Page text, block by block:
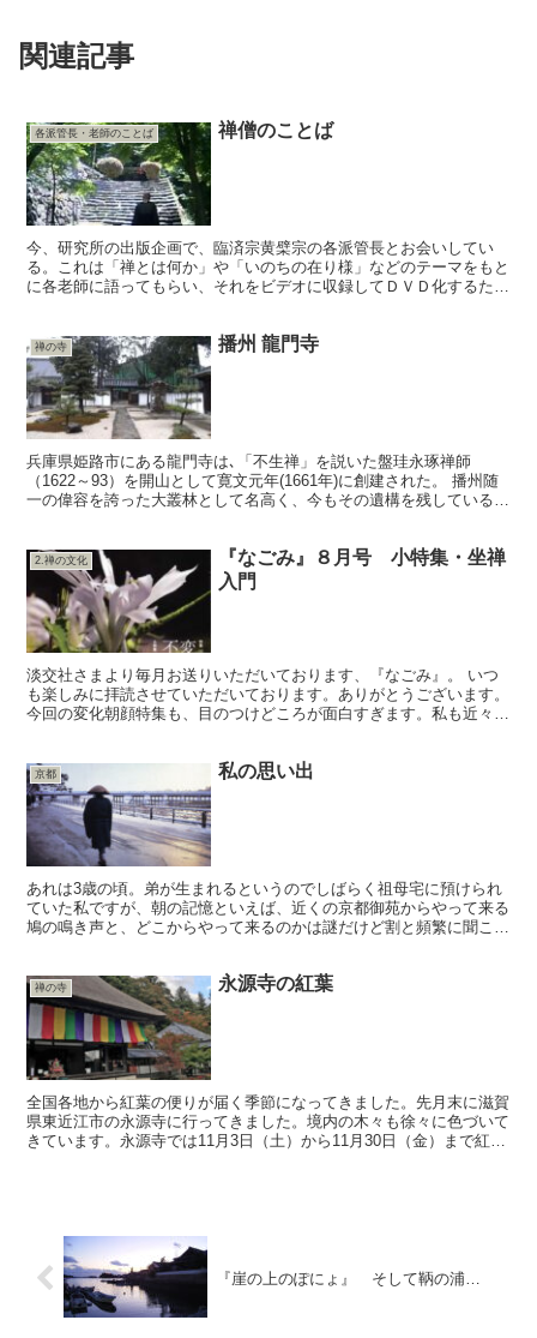
関連記事
各派管長・老師のことば 禅僧のことば
今、研究所の出版企画で、臨済宗黄檗宗の各派管長とお会いしてい
る。これは「禅とは何か」や「いのちの在り様」などのテーマをもと
に各老師に語ってもらい、それをビデオに収録してＤＶＤ化するため
禅の寺 播州 龍門寺
兵庫県姫路市にある龍門寺は､「不生禅」を説いた盤珪永琢禅師
（1622～93）を開山として寛文元年(1661年)に創建された。 播州随
一の偉容を誇った大叢林として名高く、今もその遺構を残している。
2.禅の文化
『なごみ』８月号 小特集・坐禅
入門
淡交社さまより毎月お送りいただいております、『なごみ』。 いつ
も楽しみに拝読させていただいております。ありがとうございます。
今回の変化朝顔特集も、目のつけどころが面白すぎます。私も近々朝
京都 私の思い出
あれは3歳の頃。弟が生まれるというのでしばらく祖母宅に預けられ
ていた私ですが、朝の記憶といえば、近くの京都御苑からやって来る
鳩の鳴き声と、どこからやって来るのかは謎だけど割と頻繁に聞こえ
禅の寺 永源寺の紅葉
全国各地から紅葉の便りが届く季節になってきました。先月末に滋賀
県東近江市の永源寺に行ってきました。境内の木々も徐々に色づいて
きています。永源寺では11月3日（土）から11月30日（金）まで紅葉
『崖の上のぽにょ』 そして鞆の浦…